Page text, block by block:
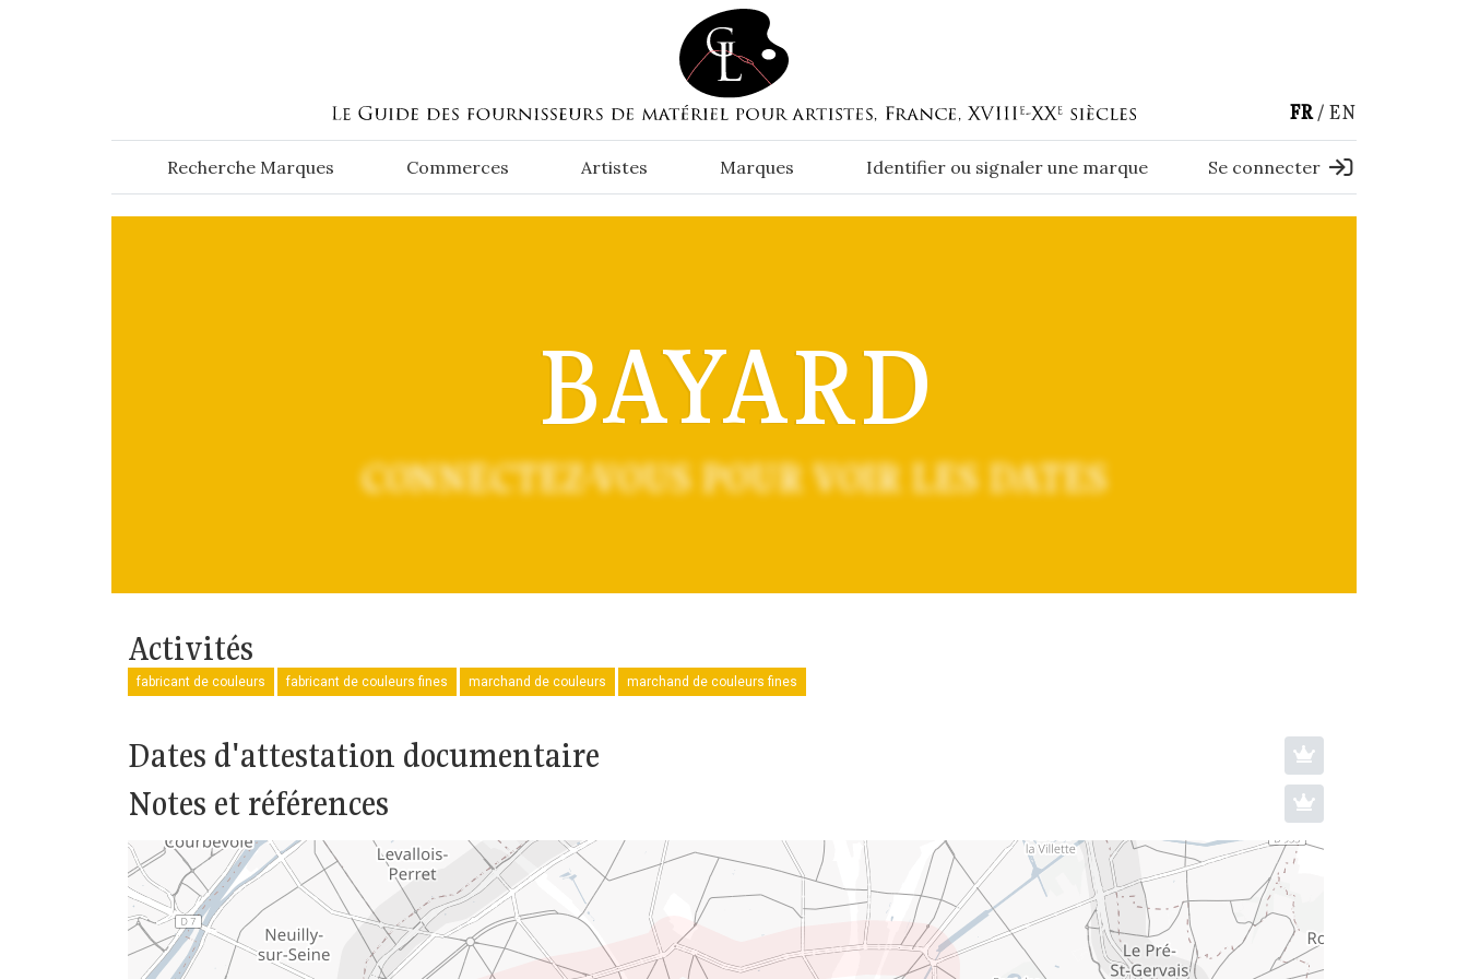
FR EN
Recherche Marques Commerces Artistes Marques Identifier ou signaler une marque Se connecter
BAYARD
CONNECTEZ-VOUS POUR VOIR LES DATES
Activités
fabricant de couleurs fabricant de couleurs fines marchand de couleurs marchand de couleurs fines
Dates d'attestation documentaire
Notes et références